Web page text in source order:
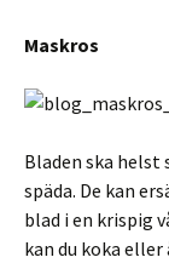
Maskros
Bladen ska helst
späda. De kan
blad i en krispig
kan du koka eller